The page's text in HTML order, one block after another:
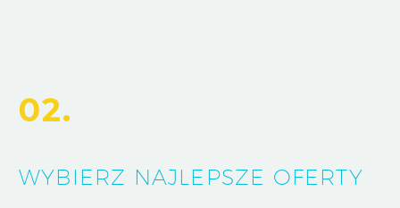
02.
WYBIERZ NAJLEPSZE OFERTY